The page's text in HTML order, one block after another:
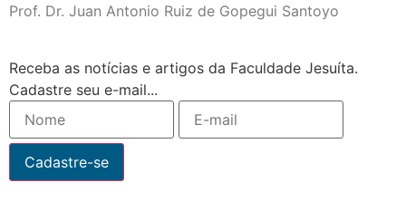
Prof. Dr. Juan Antonio Ruiz de Gopegui Santoyo
Receba as notícias e artigos da Faculdade Jesuíta.
Cadastre seu e-mail...